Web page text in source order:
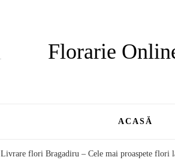
Florarie
ACASĂ
Livrare flori Bragadiru – Cele mai proaspete flori